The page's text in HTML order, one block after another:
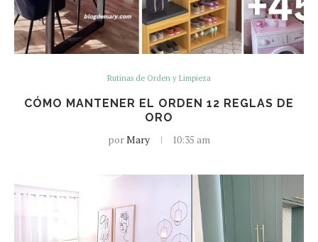
Rutinas de Orden y Limpieza
CÓMO MANTENER EL ORDEN 12 REGLAS DE
ORO
porMary 10:35 am